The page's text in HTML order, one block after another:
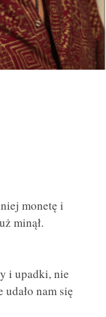
monetę i
minął.
i upadki, nie
nam się